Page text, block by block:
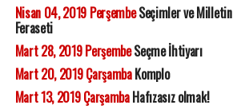
Nisan 04, 2019 PerşembeSeçimler ve Milletin
Feraseti
Mart 28, 2019 PerşembeSeçme İhtiyarı
Mart 20, 2019 ÇarşambaKomplo
Mart 13, 2019 ÇarşambaHafızasız olmak!